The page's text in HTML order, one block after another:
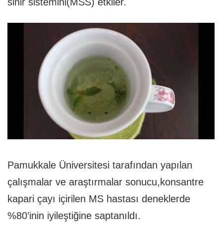
Pamukkale Üniversitesi tarafından yapılan
çalışmalar ve araştırmalar sonucu,konsantre
kapari çayı içirilen MS hastası deneklerde
%80’inin iyileştiğine saptanıldı.